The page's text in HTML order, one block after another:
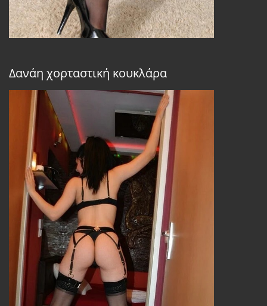
Δανάη χορταστική κουκλάρα